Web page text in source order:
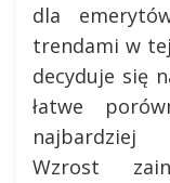
dla
trendami w
decyduje się
łatwe
najbardziej
Wzrost